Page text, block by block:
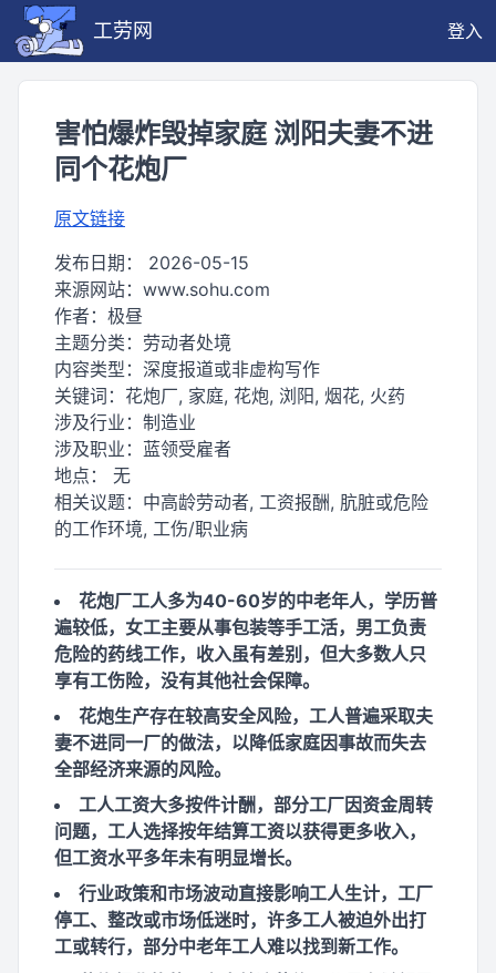
工劳网 登入
害怕爆炸毁掉家庭 浏阳夫妻不进
同个花炮厂
原文链接
发布日期： 2026-05-15
来源网站： www.sohu.com
作者： 极昼
主题分类： 劳动者处境
内容类型： 深度报道或非虚构写作
关键词： 花炮厂, 家庭, 花炮, 浏阳, 烟花, 火药
涉及行业： 制造业
涉及职业： 蓝领受雇者
地点： 无
相关议题： 中高龄劳动者, 工资报酬, 肮脏或危险
的工作环境, 工伤/职业病
花炮厂工人多为40-60岁的中老年人，学历普
遍较低，女工主要从事包装等手工活，男工负责
危险的药线工作，收入虽有差别，但大多数人只
享有工伤险，没有其他社会保障。
花炮生产存在较高安全风险，工人普遍采取夫
妻不进同一厂的做法，以降低家庭因事故而失去
全部经济来源的风险。
工人工资大多按件计酬，部分工厂因资金周转
问题，工人选择按年结算工资以获得更多收入，
但工资水平多年未有明显增长。
行业政策和市场波动直接影响工人生计，工厂
停工、整改或市场低迷时，许多工人被迫外出打
工或转行，部分中老年工人难以找到新工作。